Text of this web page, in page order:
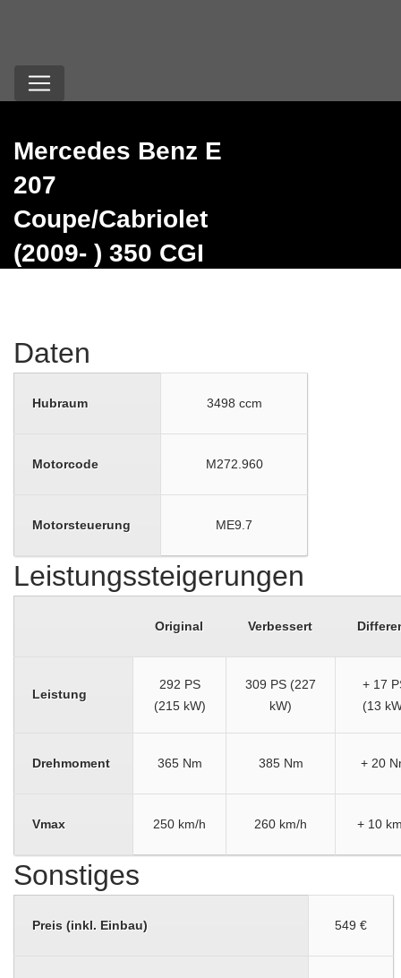
Mercedes Benz E
207
Coupe/Cabriolet
(2009- ) 350 CGI
Daten
Hubraum 3498 ccm
Motorcode M272.960
Motorsteuerung ME9.7
Leistungssteigerungen
Original Verbessert
Leistung
292 PS
(215 kW)
309 PS (227
kW)
+ 17
(13
Drehmoment 365 Nm 385 Nm + 20
Vmax 250 km/h 260 km/h + 10
Sonstiges
Preis (inkl. Einbau) 549 €